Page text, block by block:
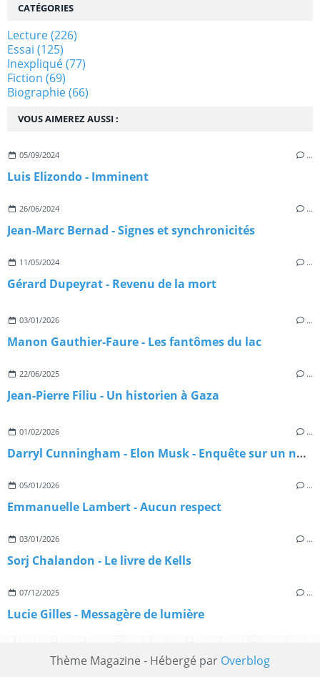
VOUS AIMEREZ AUSSI :
05/09/2024 …
Luis Elizondo - Imminent
26/06/2024 …
Jean-Marc Bernad - Signes et synchronicités
11/05/2024 …
Gérard Dupeyrat - Revenu de la mort
03/01/2026 …
Manon Gauthier-Faure - Les fantômes du lac
22/06/2025 …
Jean-Pierre Filiu - Un historien à Gaza
01/02/2026 …
Darryl Cunningham - Elon Musk - Enquête sur un nouveau maître du monde
05/01/2026 …
Emmanuelle Lambert - Aucun respect
03/01/2026 …
Sorj Chalandon - Le livre de Kells
07/12/2025 …
Lucie Gilles - Messagère de lumière
CATÉGORIES
Lecture(226)
Essai (125)
Inexpliqué(77)
Fiction (69)
Biographie(66)
Thème Magazine - Hébergé par Overblog